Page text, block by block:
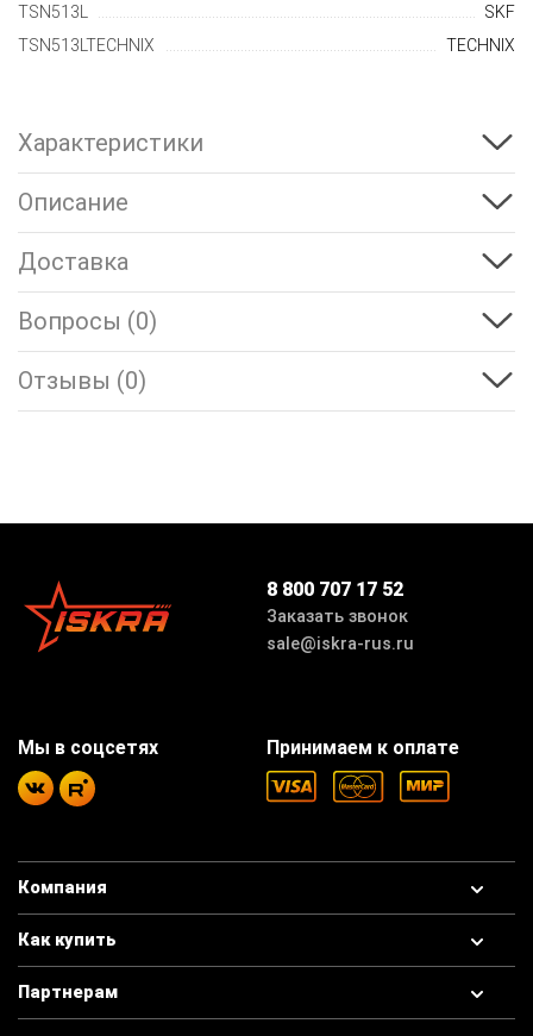
TSN513L
SKF
TSN513LTECHNIX
TECHNIX
Характеристики
Описание
Доставка
Вопросы (0)
Отзывы (0)
8 800 707 17 52
Заказать звонок
sale@iskra-rus.ru
Компания
Как купить
Партнерам
Принимаем к оплате
Мы в соцсетях